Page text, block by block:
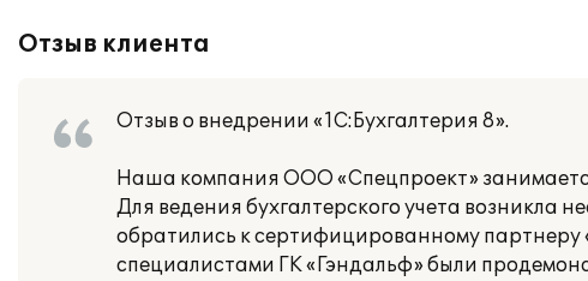
Отзыв клиента
Отзыв о внедрении «1С:Бухгалтерия 8».
Наша компания ООО «Спецпроект»
Для ведения бухгалтерского учета возникла
обратились к сертифицированному партнеру
специалистами ГК «Гэндальф» были